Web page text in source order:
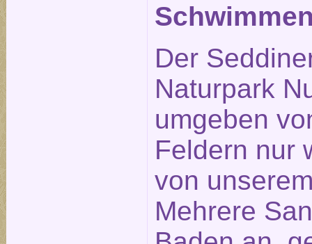
Der
Naturpark
umgeben
Feldern nur
von
Mehrere